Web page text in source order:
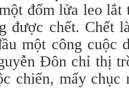
đốm lửa leo
được chết. Chết
một công cuộc
Đôn chỉ thị
chiến, mấy chục